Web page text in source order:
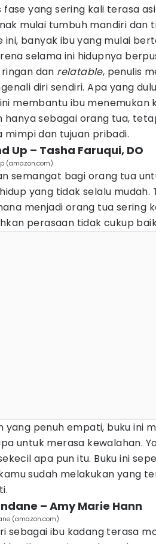
fase yang sering kali terasa
mulai tumbuh mandiri dan
ini, banyak ibu yang mulai
selama ini hidupnya
dan relatable, penulis
diri sendiri. Apa yang
membantu ibu menemukan
hanya sebagai orang tua,
mimpi dan tujuan pribadi.
Up – Tasha Faruqui, DO
(amazon.com)
semangat bagi orang tua
yang tidak selalu mudah.
menjadi orang tua sering
perasaan tidak cukup
yang penuh empati, buku ini
untuk merasa kewalahan.
apa pun itu. Buku ini
sudah melakukan yang
– Amy Marie Hann
(amazon.com)
sebagai ibu kadang terasa